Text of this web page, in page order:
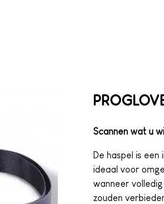
Scannen wat u
De haspel is
ideaal voor
wanneer
zouden